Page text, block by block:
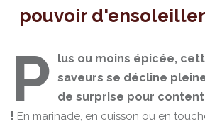
pouvoir
P
lus ou moins épicée,
saveurs se décline
de surprise pour
! En marinade, en cuisson ou en